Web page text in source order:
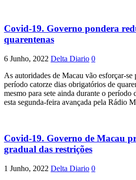
Covid-19. Governo pondera
quarentenas
6 Junho, 2022 Delta Diario 0
As autoridades de Macau vão esforçar-se
período catorze dias obrigatórios de
mesmo para sete ainda durante o
esta segunda-feira avançada pela Rádio
Covid-19. Governo de Macau
gradual das restrições
1 Junho, 2022 Delta Diario 0